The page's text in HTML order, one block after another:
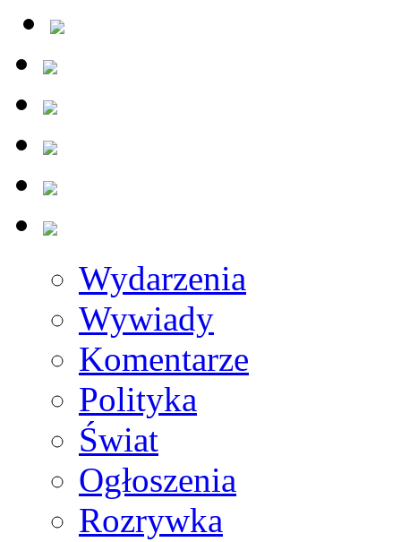
Wydarzenia
Wywiady
Komentarze
Polityka
Świat
Ogłoszenia
Rozrywka